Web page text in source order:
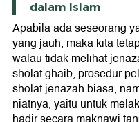
dalam Islam
Apabila ada seseorang
yang jauh, maka kita
walau tidak melihat
sholat ghaib, prosedur
sholat jenazah biasa,
niatnya, yaitu untuk